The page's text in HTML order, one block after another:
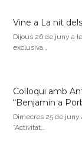
Vine a La nit
Dijous 26 de juny a
exclusiva…
Col·loqui amb
“Benjamin a
Dimecres 25 de juny
*Activitat…